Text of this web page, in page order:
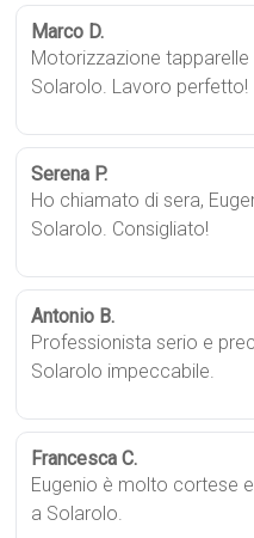
Marco D.
Motorizzazione
Solarolo. Lavoro perfetto!
Serena P.
Ho chiamato di sera,
Solarolo. Consigliato!
Antonio B.
Professionista serio e
Solarolo impeccabile.
Francesca C.
Eugenio è molto cortese
a Solarolo.